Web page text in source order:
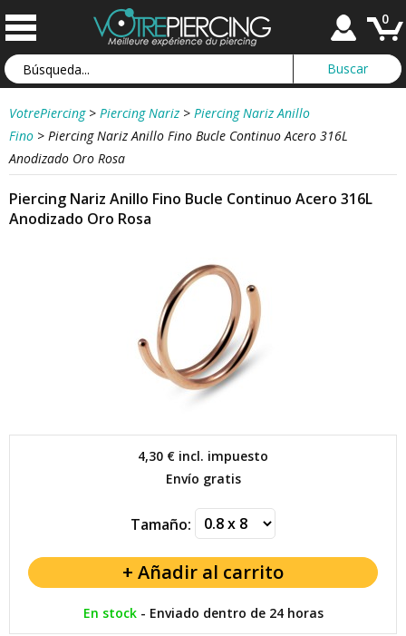
0
VotrePiercing > Piercing Nariz > Piercing Nariz Anillo
Fino > Piercing Nariz Anillo Fino Bucle Continuo Acero 316L
Anodizado Oro Rosa
Piercing Nariz Anillo Fino Bucle Continuo Acero 316L
Anodizado Oro Rosa
4,30 € incl. impuesto
Envío gratis
Tamaño:
En stock- Enviado dentro de 24 horas